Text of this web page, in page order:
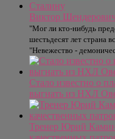
Виктор
"Мог ли кто-нибудь
шестьдесят лет страна
"Невежество -
Стало известно о
выгнать из НХЛ
Тренер Юрий